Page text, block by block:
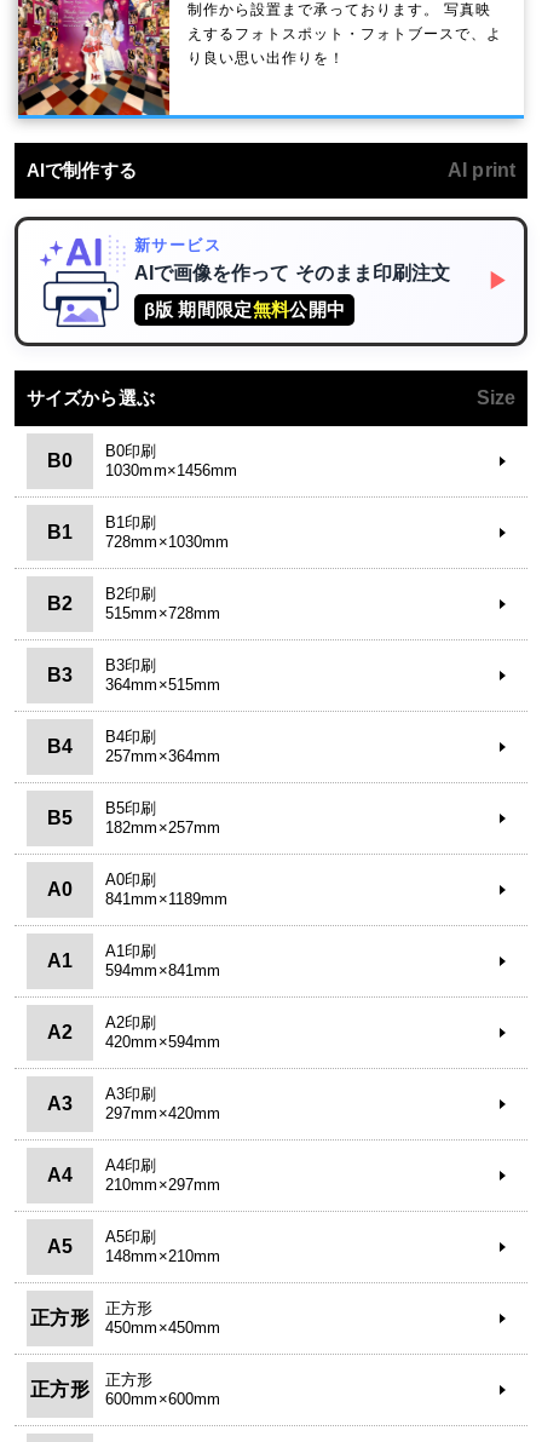
制作から設置まで承っております。 写真映
えするフォトスポット・フォトブースで、よ
り良い思い出作りを！
AIで制作する AI print
新サービス
AIで画像を作って そのまま印刷注文
β版 期間限定無料公開中
▶
サイズから選ぶ Size
B0
B0印刷
1030mm×1456mm
B1
B1印刷
728mm×1030mm
B2
B2印刷
515mm×728mm
B3
B3印刷
364mm×515mm
B4
B4印刷
257mm×364mm
B5
B5印刷
182mm×257mm
A0
A0印刷
841mm×1189mm
A1
A1印刷
594mm×841mm
A2
A2印刷
420mm×594mm
A3
A3印刷
297mm×420mm
A4
A4印刷
210mm×297mm
A5
A5印刷
148mm×210mm
正方形
正方形
450mm×450mm
正方形
正方形
600mm×600mm